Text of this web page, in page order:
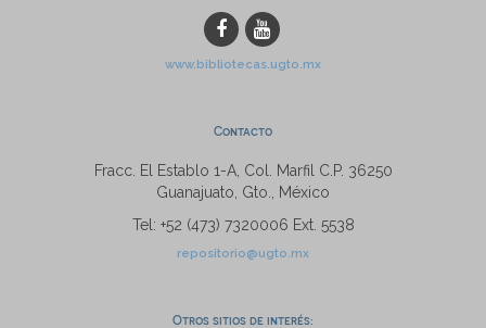
www.bibliotecas.ugto.mx
Contacto
Fracc. El Establo 1-A, Col. Marfil C.P. 36250
Guanajuato, Gto., México
Tel: +52 (473) 7320006 Ext. 5538
repositorio@ugto.mx
Otros sitios de interés: